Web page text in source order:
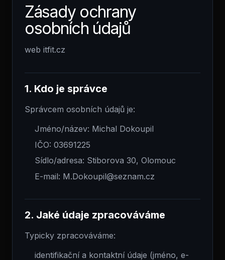
Zásady ochrany
osobních údajů
web itfit.cz
1. Kdo je správce
Správcem osobních údajů je:
Jméno/název: Michal Dokoupil
IČO: 03691225
Sídlo/adresa: Stiborova 30, Olomouc
E-mail: M.Dokoupil@seznam.cz
2. Jaké údaje zpracováváme
Typicky zpracováváme:
identifikační a kontaktní údaje (jméno, e-